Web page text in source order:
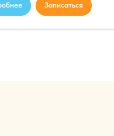
Записаться